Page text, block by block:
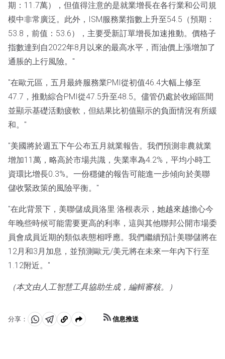
期：11.7萬），但值得注意的是就業增長在各行業和公司規
模中非常廣泛。此外，ISM服務業指數上升至54.5（預期：
53.8，前值：53.6），主要受新訂單增長加速推動。價格子
指數達到自2022年8月以來的最高水平，而油價上漲增加了
通脹的上行風險。"
"在歐元區，五月最終服務業PMI從初值46.4大幅上修至
47.7，推動綜合PMI從47.5升至48.5。儘管仍處於收縮區間
並顯示基礎活動疲軟，但結果比初值顯示的負面情況有所緩
和。"
"美國將於週五下午公布五月就業報告。我們預測非農就業
增加11萬，略高於市場共識，失業率為4.2%，平均小時工
資環比增長0.3%。一份穩健的報告可能進一步傾向於美聯
儲收緊政策的風險平衡。"
"在此背景下，美聯儲成員洛里·洛根表示，她越來越擔心今
年晚些時候可能需要更高的利率，這與其他聯邦公開市場委
員會成員近期的類似表態相呼應。我們繼續預計美聯儲將在
12月和3月加息，並預測歐元/美元將在未來一年內下行至
1.12附近。"
（本文由人工智慧工具協助生成，編輯審核。）
分享：
分 分 複
信息推送